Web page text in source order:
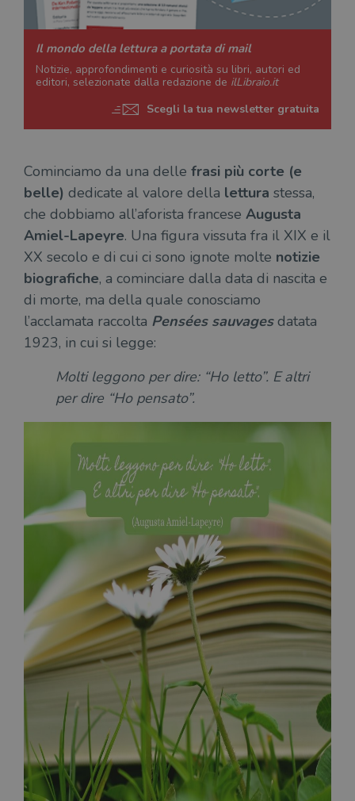
Il mondo della lettura a portata di mail
Notizie, approfondimenti e curiosità su libri, autori ed
editori, selezionate dalla redazione de ilLibraio.it
Scegli la tua newsletter gratuita
Cominciamo da una delle frasi più corte (e
belle) dedicate al valore della lettura stessa,
che dobbiamo all’aforista francese Augusta
Amiel-Lapeyre. Una figura vissuta fra il XIX e il
XX secolo e di cui ci sono ignote molte notizie
biografiche, a cominciare dalla data di nascita e
di morte, ma della quale conosciamo
l’acclamata raccolta Pensées sauvagesdatata
1923, in cui si legge:
Molti leggono per dire: “Ho letto”. E altri
per dire “Ho pensato”.